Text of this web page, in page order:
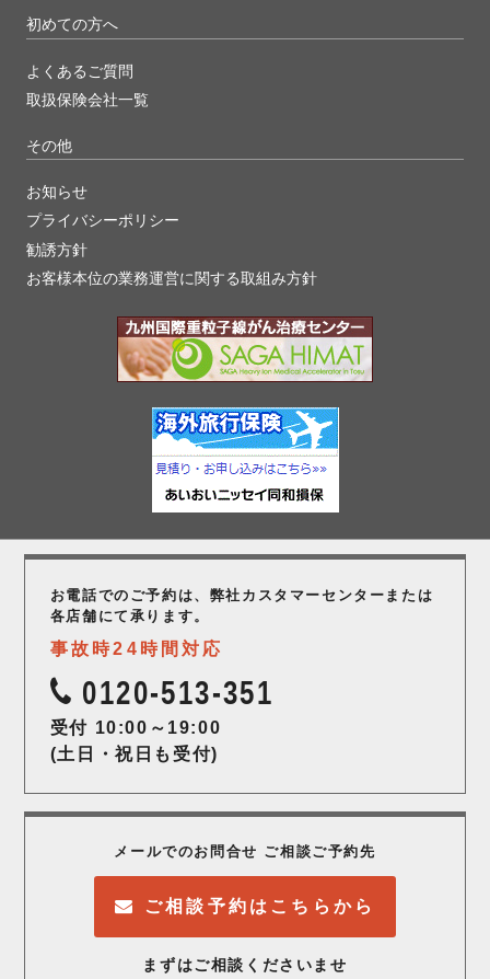
初めての方へ
よくあるご質問
取扱保険会社一覧
その他
お知らせ
プライバシーポリシー
勧誘方針
お客様本位の業務運営に関する取組み方針
お電話でのご予約は、弊社カスタマーセンター または
各店舗にて承ります。
事故時24時間対応
0120-513-351
受付 10:00～19:00
(土日・祝日も受付)
メールでのお問合せ ご相談ご予約先
ご相談予約はこちらから
まずはご相談くださいませ